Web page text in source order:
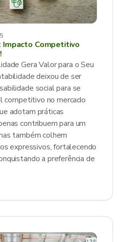
Competitivo
Gera Valor para o Seu
deixou de ser
social para se
competitivo no mercado
adotam práticas
contribuem para um
também colhem
expressivos, fortalecendo
a preferência de